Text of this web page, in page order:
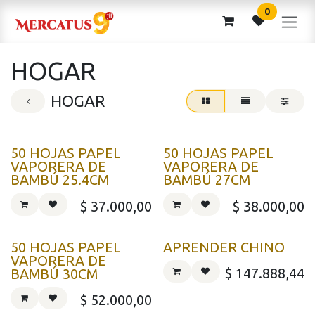
0
HOGAR
HOGAR
50 HOJAS PAPEL
VAPORERA DE
BAMBÚ 25.4CM
$ 37.000,00
50 HOJAS PAPEL
VAPORERA DE
BAMBÚ 27CM
$ 38.000,00
50 HOJAS PAPEL
VAPORERA DE
BAMBÚ 30CM
$ 52.000,00
APRENDER CHINO
$ 147.888,44